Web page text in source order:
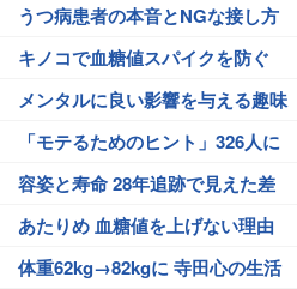
うつ病患者の本音とNGな接し方
キノコで血糖値スパイクを防ぐ
メンタルに良い影響を与える趣味
「モテるためのヒント」326人に
容姿と寿命 28年追跡で見えた差
あたりめ 血糖値を上げない理由
体重62kg→82kgに 寺田心の生活